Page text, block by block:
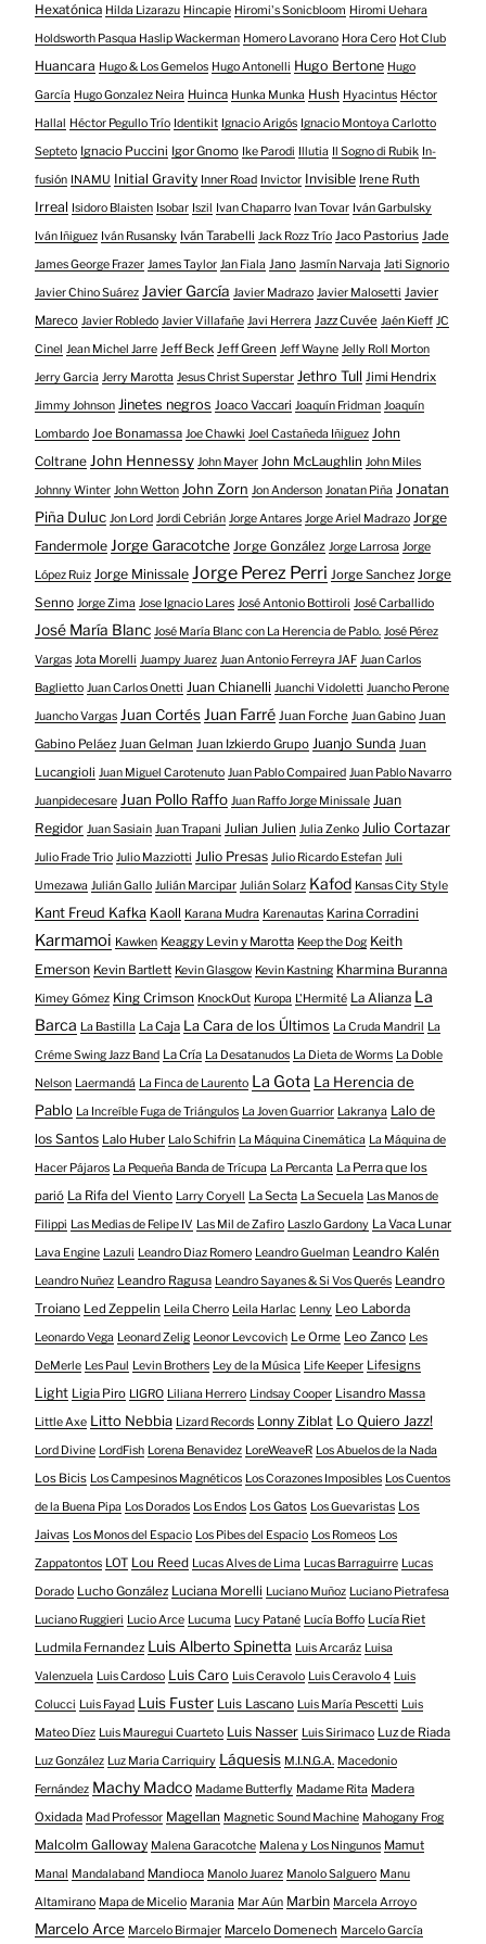
Hexatónica Hilda Lizarazu Hincapie Hiromi's Sonicbloom Hiromi Uehara
Holdsworth Pasqua Haslip Wackerman Homero Lavorano Hora Cero Hot Club
Huancara Hugo & Los Gemelos Hugo Antonelli Hugo Bertone Hugo
García Hugo Gonzalez Neira Huinca Hunka Munka Hush Hyacintus Héctor
Hallal Héctor Pegullo Trío Identikit Ignacio Arigós Ignacio Montoya Carlotto
Septeto Ignacio Puccini Igor Gnomo Ike Parodi Illutia Il Sogno di Rubik In-
fusión INAMU Initial Gravity Inner Road Invictor Invisible Irene Ruth
Irreal Isidoro Blaisten Isobar Iszil Ivan Chaparro Ivan Tovar Iván Garbulsky
Iván Iñiguez Iván Rusansky Iván Tarabelli Jack Rozz Trío Jaco Pastorius Jade
James George Frazer James Taylor Jan Fiala Jano Jasmín Narvaja Jati Signorio
Javier Chino Suárez Javier García Javier Madrazo Javier Malosetti Javier
Mareco Javier Robledo Javier Villafañe Javi Herrera Jazz Cuvée Jaén Kieff JC
Cinel Jean Michel Jarre Jeff Beck Jeff Green Jeff Wayne Jelly Roll Morton
Jerry Garcia Jerry Marotta Jesus Christ Superstar Jethro Tull Jimi Hendrix
Jimmy Johnson Jinetes negros Joaco Vaccari Joaquín Fridman Joaquín
Lombardo Joe Bonamassa Joe Chawki Joel Castañeda Iñiguez John
Coltrane John Hennessy John Mayer John McLaughlin John Miles
Johnny Winter John Wetton John Zorn Jon Anderson Jonatan Piña Jonatan
Piña Duluc Jon Lord Jordi Cebrián Jorge Antares Jorge Ariel Madrazo Jorge
Fandermole Jorge Garacotche Jorge González Jorge Larrosa Jorge
López Ruiz Jorge Minissale Jorge Perez Perri Jorge Sanchez Jorge
Senno Jorge Zima Jose Ignacio Lares José Antonio Bottiroli José Carballido
José María Blanc José María Blanc con La Herencia de Pablo. José Pérez
Vargas Jota Morelli Juampy Juarez Juan Antonio Ferreyra JAF Juan Carlos
Baglietto Juan Carlos Onetti Juan Chianelli Juanchi Vidoletti Juancho Perone
Juancho Vargas Juan Cortés Juan Farré Juan Forche Juan Gabino Juan
Gabino Peláez Juan Gelman Juan Izkierdo Grupo Juanjo Sunda Juan
Lucangioli Juan Miguel Carotenuto Juan Pablo Compaired Juan Pablo Navarro
Juanpidecesare Juan Pollo Raffo Juan Raffo Jorge Minissale Juan
Regidor Juan Sasiain Juan Trapani Julian Julien Julia Zenko Julio Cortazar
Julio Frade Trio Julio Mazziotti Julio Presas Julio Ricardo Estefan Juli
Umezawa Julián Gallo Julián Marcipar Julián Solarz Kafod Kansas City Style
Kant Freud Kafka Kaoll Karana Mudra Karenautas Karina Corradini
Karmamoi Kawken Keaggy Levin y Marotta Keep the Dog Keith
Emerson Kevin Bartlett Kevin Glasgow Kevin Kastning Kharmina Buranna
Kimey Gómez King Crimson KnockOut Kuropa L'Hermité La Alianza La
Barca La Bastilla La Caja La Cara de los Últimos La Cruda Mandril La
Créme Swing Jazz Band La Cría La Desatanudos La Dieta de Worms La Doble
Nelson Laermandá La Finca de Laurento La Gota La Herencia de
Pablo La Increíble Fuga de Triángulos La Joven Guarrior Lakranya Lalo de
los Santos Lalo Huber Lalo Schifrin La Máquina Cinemática La Máquina de
Hacer Pájaros La Pequeña Banda de Trícupa La Percanta La Perra que los
parió La Rifa del Viento Larry Coryell La Secta La Secuela Las Manos de
Filippi Las Medias de Felipe IV Las Mil de Zafiro Laszlo Gardony La Vaca Lunar
Lava Engine Lazuli Leandro Diaz Romero Leandro Guelman Leandro Kalén
Leandro Nuñez Leandro Ragusa Leandro Sayanes & Si Vos Querés Leandro
Troiano Led Zeppelin Leila Cherro Leila Harlac Lenny Leo Laborda
Leonardo Vega Leonard Zelig Leonor Levcovich Le Orme Leo Zanco Les
DeMerle Les Paul Levin Brothers Ley de la Música Life Keeper Lifesigns
Light Ligia Piro LIGRO Liliana Herrero Lindsay Cooper Lisandro Massa
Little Axe Litto Nebbia Lizard Records Lonny Ziblat Lo Quiero Jazz!
Lord Divine LordFish Lorena Benavidez LoreWeaveR Los Abuelos de la Nada
Los Bicis Los Campesinos Magnéticos Los Corazones Imposibles Los Cuentos
de la Buena Pipa Los Dorados Los Endos Los Gatos Los Guevaristas Los
Jaivas Los Monos del Espacio Los Pibes del Espacio Los Romeos Los
Zappatontos LOT Lou Reed Lucas Alves de Lima Lucas Barraguirre Lucas
Dorado Lucho González Luciana Morelli Luciano Muñoz Luciano Pietrafesa
Luciano Ruggieri Lucio Arce Lucuma Lucy Patané Lucía Boffo Lucía Riet
Ludmila Fernandez Luis Alberto Spinetta Luis Arcaráz Luisa
Valenzuela Luis Cardoso Luis Caro Luis Ceravolo Luis Ceravolo 4 Luis
Colucci Luis Fayad Luis Fuster Luis Lascano Luis María Pescetti Luis
Mateo Díez Luis Mauregui Cuarteto Luis Nasser Luis Sirimaco Luz de Riada
Luz González Luz Maria Carriquiry Láquesis M.I.N.G.A. Macedonio
Fernández Machy Madco Madame Butterfly Madame Rita Madera
Oxidada Mad Professor Magellan Magnetic Sound Machine Mahogany Frog
Malcolm Galloway Malena Garacotche Malena y Los Ningunos Mamut
Manal Mandalaband Mandioca Manolo Juarez Manolo Salguero Manu
Altamirano Mapa de Micelio Marania Mar Aún Marbin Marcela Arroyo
Marcelo Arce Marcelo Birmajer Marcelo Domenech Marcelo García